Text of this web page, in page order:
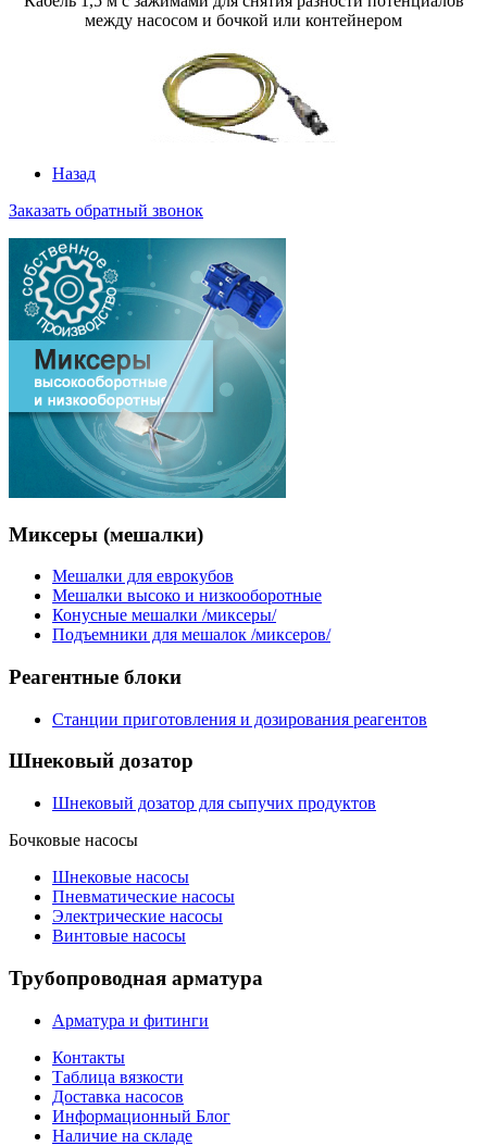
между насосом и бочкой или контейнером
Назад
Заказать обратный звонок
Миксеры (мешалки)
Мешалки для еврокубов
Мешалки высоко и низкооборотные
Конусные мешалки /миксеры/
Подъемники для мешалок /миксеров/
Реагентные блоки
Станции приготовления и дозирования реагентов
Шнековый дозатор
Шнековый дозатор для сыпучих продуктов
Бочковые насосы
Шнековые насосы
Пневматические насосы
Электрические насосы
Винтовые насосы
Трубопроводная арматура
Арматура и фитинги
Контакты
Таблица вязкости
Доставка насосов
Информационный Блог
Наличие на складе